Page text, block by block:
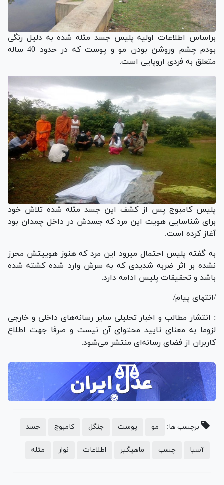
براساس اطلاعات اولیه پلیس جسد مثله شده به دلیل رنگی
بودم چشم وروشن بودن مو و پوست که در حدود 40 ساله
متعلق به فردی اروپایی است.
پلیس کامبوج پس از کشف این جسد مثله شده تلاش خود
برای شناسایی هویت این مرد که جسدش در داخل چمدان بود
آغاز کرده است.
به گفته پلیس احتمال میرود این مرد که هنوز هوییتش محرز
نشده بر اثر ضربه شدیدی که به سرش وارد شده کشته شده
باشد و تحقیقات پلیس ادامه دارد.
/انتهای پیام/
: انتشار مطالب و اخبار تحلیلی سایر رسانه‌های داخلی و خارجی
لزوما به معنای تایید محتوای آن نیست و صرفا جهت اطلاع
کاربران از فضای رسانه‌ای منتشر می‌شود.
برچسب ها: مو پوست جنگل کامبوج جسد
آسیا چسب ماهیگیر اطلاعات نوار مثله